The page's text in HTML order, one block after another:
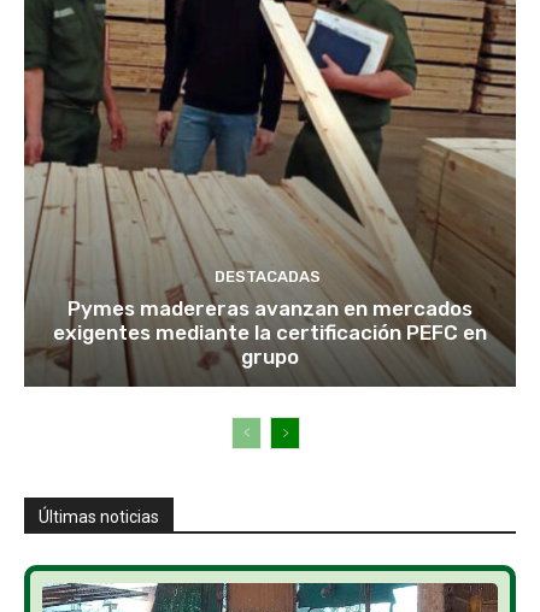
DESTACADAS
Pymes madereras avanzan en mercados
exigentes mediante la certificación PEFC en
grupo
Últimas noticias